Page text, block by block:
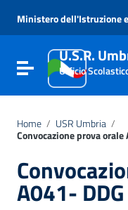
Vai al menu di
Vai al footer
Ministero dell'Istruzione
Attiva / disattiva la
U.S.R.
Ufficio
Home / USR Umbria /
Convocazione prova
A041-